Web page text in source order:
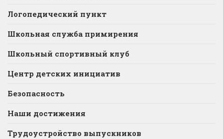
Логопедический пункт
Школьная служба примирения
Школьный спортивный клуб
Центр детских инициатив
Безопасность
Наши достижения
Трудоустройство выпускников